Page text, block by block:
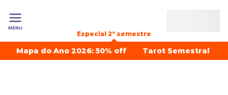
MENU
Especial 2º semestre
Mapa do Ano 2026: 50% off Tarot Semestral